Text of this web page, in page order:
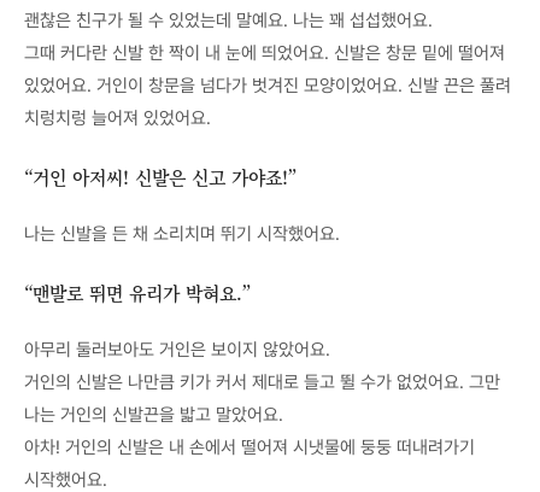
괜찮은 친구가 될 수 있었는데 말예요. 나는 꽤 섭섭했어요.
그때 커다란 신발 한 짝이 내 눈에 띄었어요. 신발은 창문 밑에 떨어져
있었어요. 거인이 창문을 넘다가 벗겨진 모양이었어요. 신발 끈은 풀려
치렁치렁 늘어져 있었어요.
“거인 아저씨! 신발은 신고 가야죠!”
나는 신발을 든 채 소리치며 뛰기 시작했어요.
“맨발로 뛰면 유리가 박혀요.”
아무리 둘러보아도 거인은 보이지 않았어요.
거인의 신발은 나만큼 키가 커서 제대로 들고 뛸 수가 없었어요. 그만
나는 거인의 신발끈을 밟고 말았어요.
아차! 거인의 신발은 내 손에서 떨어져 시냇물에 둥둥 떠내려가기
시작했어요.